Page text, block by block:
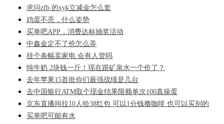
求问zfb 的xyk立减金怎么套
鸡蛋不亮，什么姿势
买单吧APP，消费达标抽奖活动
中鑫金定不了价怎么弄
挂个条幅卖家电 会有人管吗
纯牛奶 2块钱一斤！现在跟矿泉水一个价了？
去年苹果15首批你们最强战绩是几台
去中国银行ATM取个现金结果限额单次100真操蛋
京东直播间拉10人给38红包 可以1分钱撸咖啡 也可以买别的
买单吧可能有水